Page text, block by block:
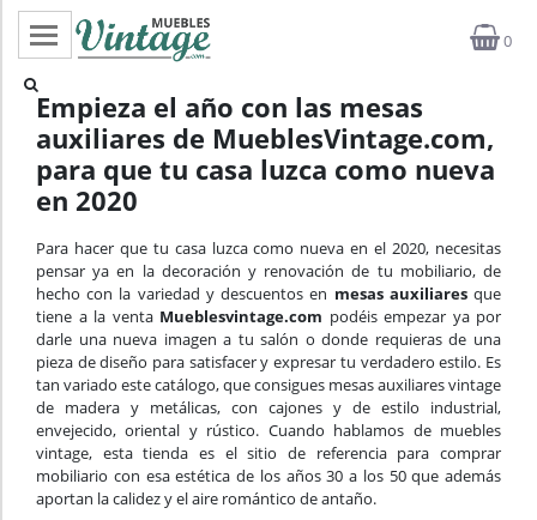
0
Top ventas
Outlet
Novedades
Estilos
Proyectos
Profesionales
Noticias
Empieza el año con las mesas
auxiliares de MueblesVintage.com,
para que tu casa luzca como nueva
en 2020
Para hacer que tu casa luzca como nueva en el 2020, necesitas
pensar ya en la decoración y renovación de tu mobiliario, de
hecho con la variedad y descuentos en mesas auxiliaresque
tiene a la venta Mueblesvintage.com podéis empezar ya por
darle una nueva imagen a tu salón o donde requieras de una
pieza de diseño para satisfacer y expresar tu verdadero estilo. Es
tan variado este catálogo, que consigues mesas auxiliares vintage
de madera y metálicas, con cajones y de estilo industrial,
envejecido, oriental y rústico. Cuando hablamos de muebles
vintage, esta tienda es el sitio de referencia para comprar
mobiliario con esa estética de los años 30 a los 50 que además
aportan la calidez y el aire romántico de antaño.